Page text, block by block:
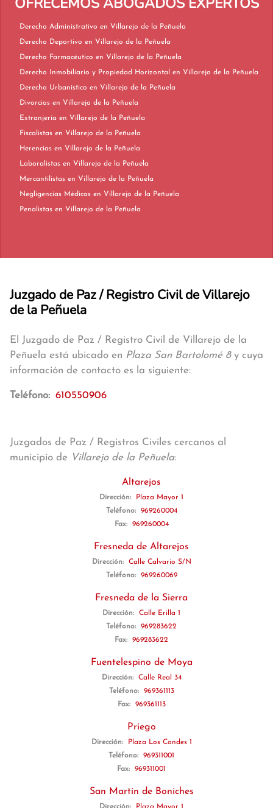
Derecho Administrativo en Villarejo de la Peñuela
Derecho Deportivo en Villarejo de la Peñuela
Derecho Farmacéutico en Villarejo de la Peñuela
Derecho Inmobiliario y Propiedad Horizontal en Villarejo de la Peñuela
Derecho Urbanístico en Villarejo de la Peñuela
Divorcios en Villarejo de la Peñuela
Extranjería en Villarejo de la Peñuela
Fiscalistas en Villarejo de la Peñuela
Herencias en Villarejo de la Peñuela
Laboralistas en Villarejo de la Peñuela
Mercantilistas en Villarejo de la Peñuela
Negligencias Médicas en Villarejo de la Peñuela
Penalistas en Villarejo de la Peñuela
Juzgado de Paz / Registro Civil de Villarejo
de la Peñuela
El Juzgado de Paz / Registro Civil de Villarejo de la
Peñuela está ubicado en Plaza San Bartolomé 8y cuya
información de contacto es la siguiente:
Teléfono: 610550906
Juzgados de Paz / Registros Civiles cercanos al
municipio de Villarejo de la Peñuela:
Altarejos
Dirección:
Plaza Mayor 1
Teléfono:
969260004
Fax:
969260004
Fresneda de Altarejos
Dirección:
Calle Calvario S/N
Teléfono:
969260069
Fresneda de la Sierra
Dirección:
Calle Erilla 1
Teléfono:
969283622
Fax:
969283622
Fuentelespino de Moya
Dirección:
Calle Real 34
Teléfono:
969361113
Fax:
969361113
Priego
Dirección:
Plaza Los Condes 1
Teléfono:
969311001
Fax:
969311001
San Martín de Boniches